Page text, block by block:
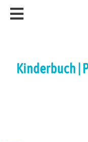
Kinderbuch |